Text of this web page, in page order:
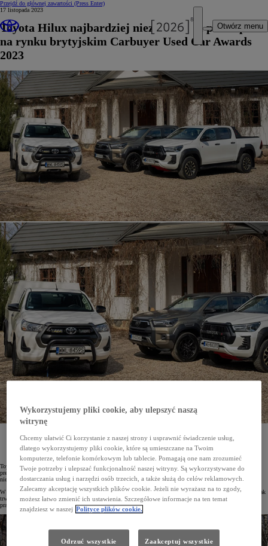
Przejdź do głównej zawartości (Press Enter)
Otwórz menu
17 listopada 2023
Toyota Hilux najbardziej niezawodnym pick-upem
na rynku brytyjskim Carbuyer Used Car Awards
2023
2023. Najbardziej niezawodnym pick-upem na rynku brytyjskim została Toyota Hilux. Pojazd ten
został doceniony za legendarną jakość, możliwości terenowe, a także rozszerzoną gwarancję Toyota
Toyota Hilux została wybrana najlepszym używanym pick-upem 2023 roku. Model ten – według jurorów
prestiżowego plebiscytu Carbuyer Used Car Awards 2023 – wyróżnia się na rynku aut używanych największą
niezawodnością.
W plebiscycie były oceniane auta z drugiej ręki z 16 segmentów. Pod uwagę brano kluczowe kryteria, takie jak
trwałość, stosunek ceny do jakości czy niezawodność. Jurorzy zwracali także uwagę na wrażenia z jazdy,
praktyczność i wyposażenie.
Wykorzystujemy pliki cookie, aby ulepszyć naszą
witrynę
Chcemy ułatwić Ci korzystanie z naszej strony i usprawnić świadczenie usług,
dlatego wykorzystujemy pliki cookie, które są umieszczane na Twoim
komputerze, telefonie komórkowym lub tablecie. Pomagają one nam zrozumieć
Twoje potrzeby i ulepszać funkcjonalność naszej witryny. Są wykorzystywane do
dostarczania usług i narzędzi osób trzecich, a także służą do celów reklamowych.
Zalecamy akceptację wszystkich plików cookie. Jeżeli nie wyrażasz na to zgody,
możesz łatwo zmienić ich ustawienia. Szczegółowe informacje na ten temat
znajdziesz w naszej Polityce plików cookie.
Odrzuć wszystkie Zaakceptuj wszystkie